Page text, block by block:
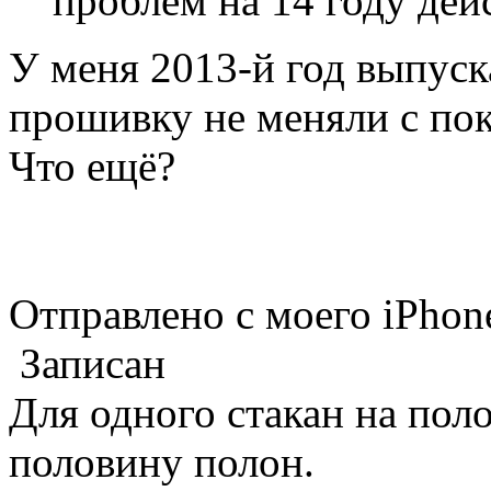
У меня 2013-й год
прошивку не меняли с
Что ещё?
Отправлено с моего
Записан
Для одного стакан на
половину полон.